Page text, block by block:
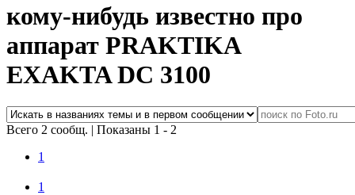
кому-нибудь известно про
аппарат PRAKTIKA
EXAKTA DC 3100
Всего 2 сообщ. | Показаны 1 - 2
1
1